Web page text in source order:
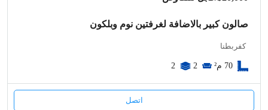
صالون كبير بالاضافة لغرفتين نوم وبلكون
كفربطنا
70 م² 2
2
اتصل